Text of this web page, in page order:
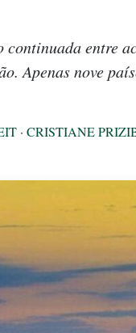
entre
Apenas nove
· CRISTIANE